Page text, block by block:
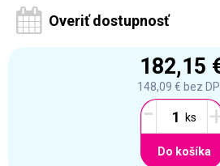
Overiť dostupnosť
182,15
148,09 € bez
-
Do košíka